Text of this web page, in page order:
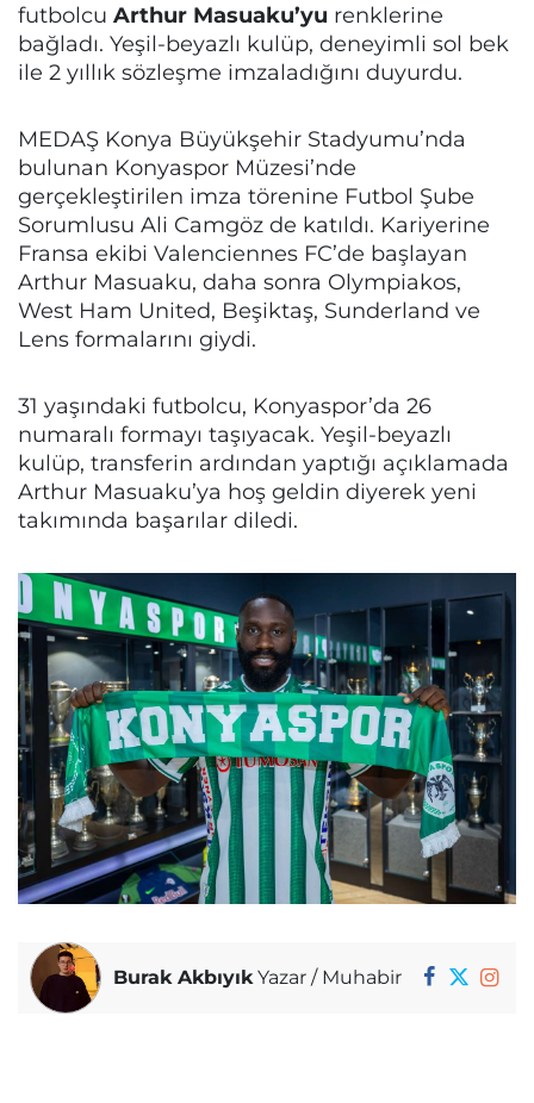
futbolcu Arthur Masuaku’yu renklerine
bağladı. Yeşil-beyazlı kulüp, deneyimli sol bek
ile 2 yıllık sözleşme imzaladığını duyurdu.
MEDAŞ Konya Büyükşehir Stadyumu’nda
bulunan Konyaspor Müzesi’nde
gerçekleştirilen imza törenine Futbol Şube
Sorumlusu Ali Camgöz de katıldı. Kariyerine
Fransa ekibi Valenciennes FC’de başlayan
Arthur Masuaku, daha sonra Olympiakos,
West Ham United, Beşiktaş, Sunderland ve
Lens formalarını giydi.
31 yaşındaki futbolcu, Konyaspor’da 26
numaralı formayı taşıyacak. Yeşil-beyazlı
kulüp, transferin ardından yaptığı açıklamada
Arthur Masuaku’ya hoş geldin diyerek yeni
takımında başarılar diledi.
Burak AkbıyıkYazar / Muhabir